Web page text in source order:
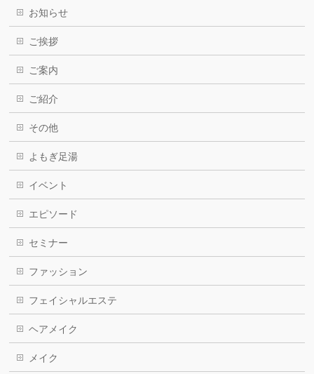
お知らせ
ご挨拶
ご案内
ご紹介
その他
よもぎ足湯
イベント
エピソード
セミナー
ファッション
フェイシャルエステ
ヘアメイク
メイク